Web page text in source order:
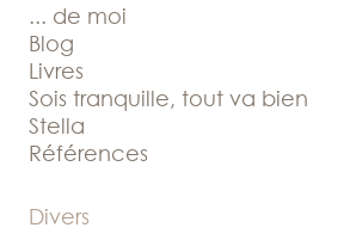
... de moi
Blog
Livres
Sois tranquille, tout va bien
Stella
Références
Divers